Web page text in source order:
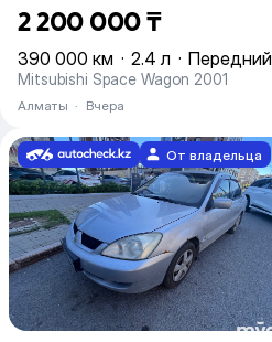
2 200 000 ₸
390 000 км · 2.4 л · Передний
Mitsubishi Space Wagon 2001
Алматы · Вчера
От владельца